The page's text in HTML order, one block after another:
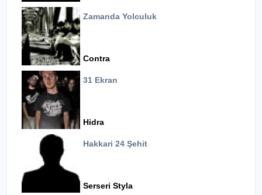
Zamanda Yolculuk
Contra
31 Ekran
Hidra
Hakkari 24 Şehit
Serseri Styla